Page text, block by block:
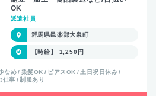
OK
派遣社員
群馬県邑楽郡大泉町
【時給】 1,250円
なめ 染髪OK ピアスOK
土日祝日休み
仕事 制服あり